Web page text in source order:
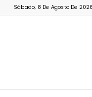
Sábado, 8 De Agosto De 2026